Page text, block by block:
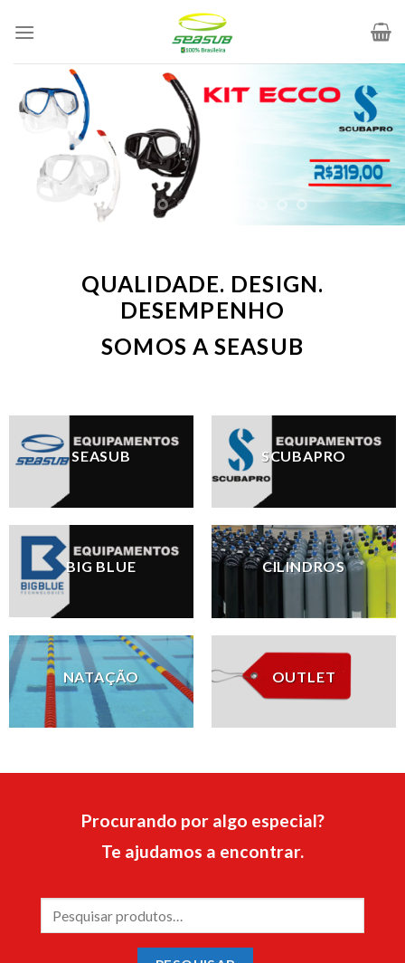
QUALIDADE. DESIGN.
DESEMPENHO
SOMOS A SEASUB
SEASUB SCUBAPRO
BIG BLUE CILINDROS
NATAÇÃO OUTLET
Procurando por algo especial?
Te ajudamos a encontrar.